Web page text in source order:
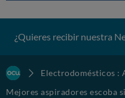
¿Quieres recibir nuestra
Electrodomésticos :
Mejores aspiradores escoba